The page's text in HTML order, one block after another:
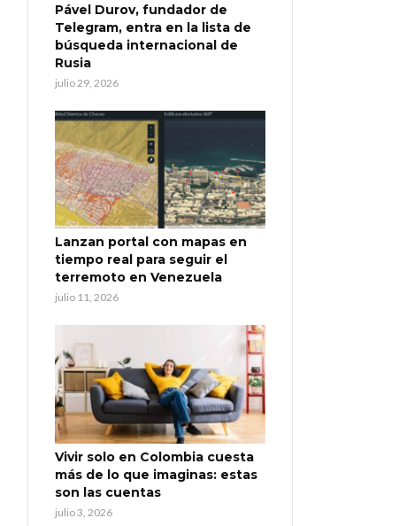
Pável Durov, fundador de
Telegram, entra en la lista de
búsqueda internacional de
Rusia
julio 29, 2026
Lanzan portal con mapas en
tiempo real para seguir el
terremoto en Venezuela
julio 11, 2026
Vivir solo en Colombia cuesta
más de lo que imaginas: estas
son las cuentas
julio 3, 2026